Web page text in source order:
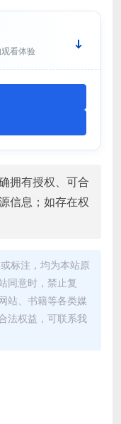
看体验
拥有授权、可合
信息；如存在权
标注，均为本站原
同意时，禁止复
站、书籍等各类媒
法权益，可联系我